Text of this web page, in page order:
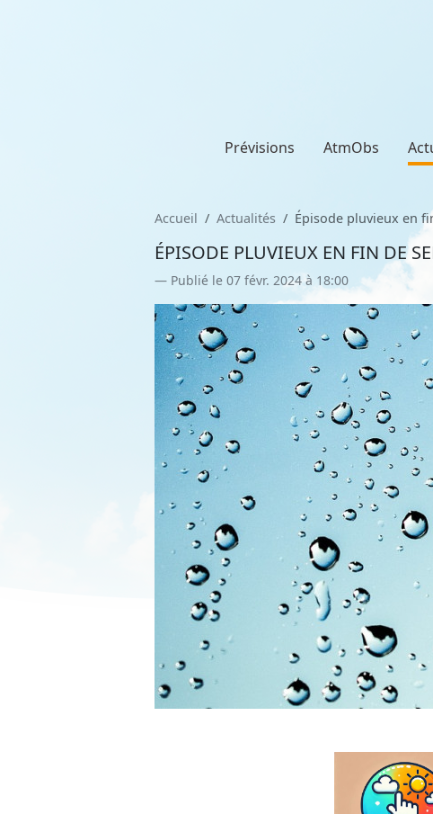
Prévisions AtmObs
Accueil Actualités Épisode pluvieux en
ÉPISODE PLUVIEUX EN FIN DE
Publié le 07 févr. 2024 à 18:00